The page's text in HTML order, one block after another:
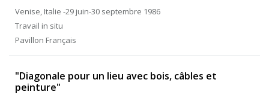
Venise, Italie -29 juin-30 septembre 1986
Travail in situ
Pavillon Français
"Diagonale pour un lieu avec bois, câbles et
peinture"